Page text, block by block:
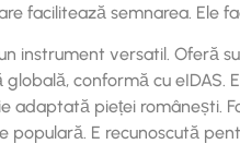
facilitează semnarea. Ele
instrument versatil. Oferă
conformă cu eIDAS.
adaptată pieței românești.
populară. E recunoscută